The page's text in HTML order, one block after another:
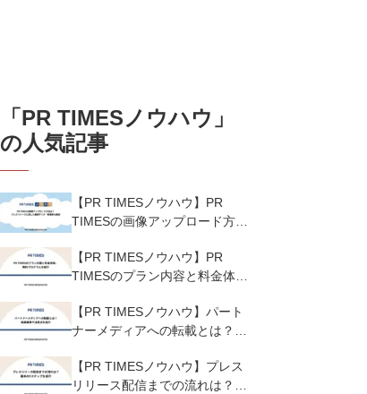
「PR TIMESノウハウ 」
の人気記事
【PR TIMESノウハウ】PR
TIMESの画像アップロード方法
像サイズ・解像度も解説
【PR TIMESノウハウ】PR
TIMESのプラン内容と料金体
【PR TIMESノウハウ】パート
ナーメディアへの転載とは？転
【PR TIMESノウハウ】プレス
リリース配信までの流れは？基